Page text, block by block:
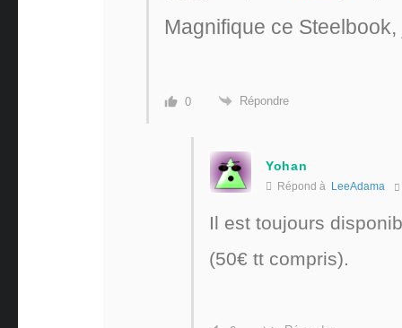
Magnifique ce
0 Répondre
Yohan
Répond à LeeAdama
Il est toujours
(50€ tt compris).